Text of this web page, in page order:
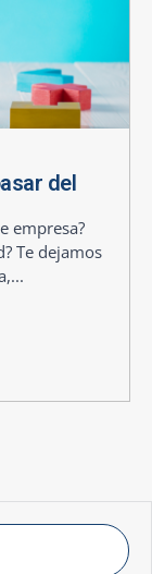
del
empresa?
Te dejamos